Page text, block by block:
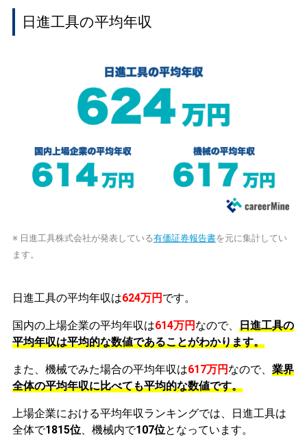
日進工具の平均年収
※ 日進工具株式会社が発表している有価証券報告書を元に集計してい
ます。
日進工具の平均年収は624万円 です。
国内の上場企業の平均年収は614万円 なので、 日進工具の
平均年収は平均的な数値であることがわかります。
また、機械でみた場合の平均年収は617万円 なので、 業界
全体の平均年収に比べても平均的な数値です。
上場企業における平均年収ランキングでは、日進工具は
全体で1815位、機械内で107位となっています。